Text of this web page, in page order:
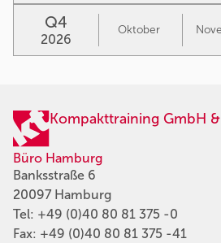
Q4
2026
Oktober
Kompakttraining GmbH
Büro Hamburg
Banksstraße 6
20097 Hamburg
Tel: +49 (0)40 80 81 375 -0
Fax: +49 (0)40 80 81 375 -41